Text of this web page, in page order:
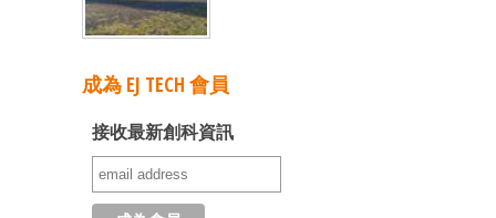
成為 EJ TECH 會員
接收最新創科資訊